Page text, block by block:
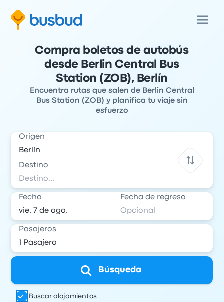
Compra boletos de autobús
desde Berlin Central Bus
Station (ZOB), Berlín
Encuentra rutas que salen de Berlin Central
Bus Station (ZOB) y planifica tu viaje sin
esfuerzo
Origen
Destino
Fecha Fecha de regreso
Pasajeros
Búsqueda
Buscar alojamientos